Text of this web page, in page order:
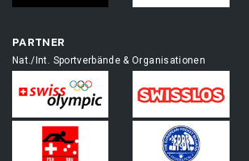
PARTNER
Nat./Int. Sportverbände & Organisationen